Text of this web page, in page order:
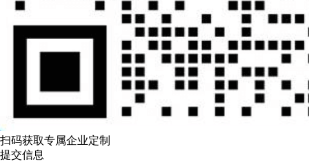
扫码获取专属企业定制
提交信息